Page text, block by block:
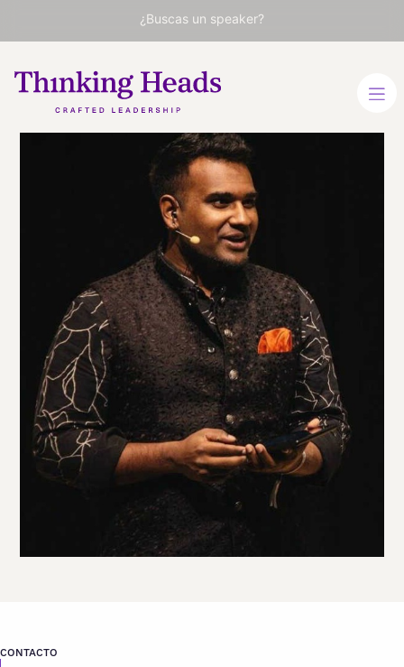
¿Buscas un speaker?
Dan Ram
Maestro de Ceremonias
Internacional para
conferencias y Especialista
en Innovación y
Emprendimiento.
INGLÉS
VER PERFIL
Viaja
desde
ALEMANIA
FRANKFURT
CONTACTO